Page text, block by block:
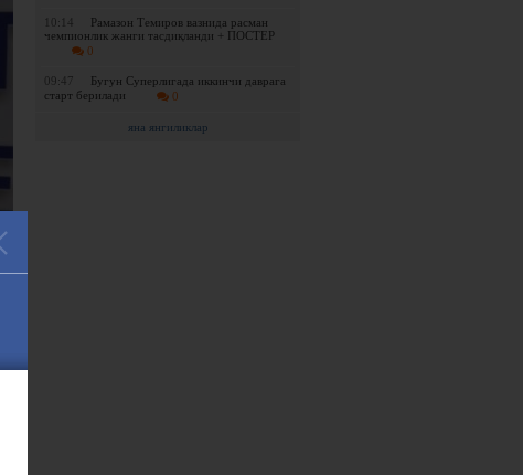
10:14
Рамазон Темиров вазнида расман
чемпионлик жанги тасдиқланди + ПОСТЕР
0
09:47
Бугун Суперлигада иккинчи даврага
старт берилади
0
яна янгиликлар